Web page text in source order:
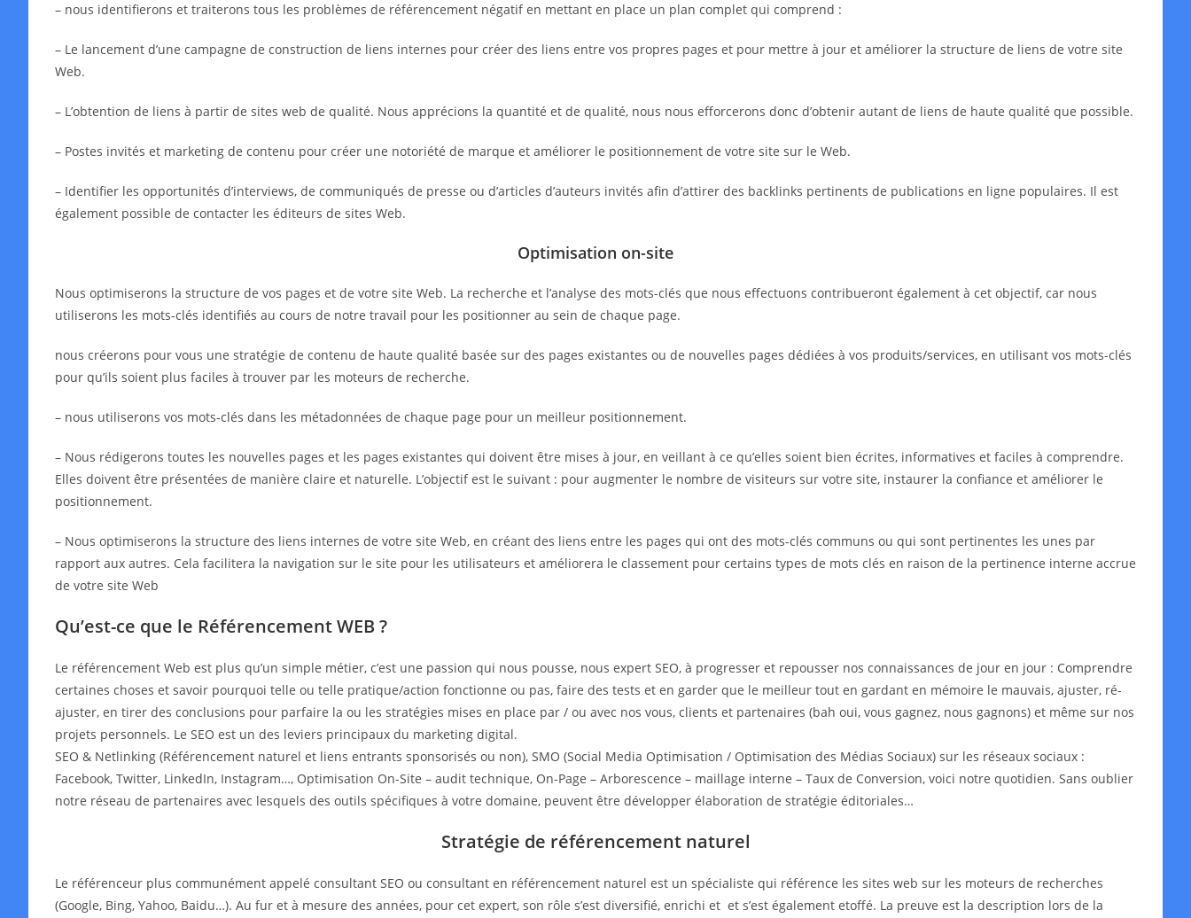
– nous identifierons et traiterons tous les problèmes de référencement négatif en mettant en place un plan complet qui comprend :
– Le lancement d’une campagne de construction de liens internes pour créer des liens entre vos propres pages et pour mettre à jour et améliorer la structure de liens de votre site
Web.
– L’obtention de liens à partir de sites web de qualité. Nous apprécions la quantité et de qualité, nous nous efforcerons donc d’obtenir autant de liens de haute qualité que possible.
– Postes invités et marketing de contenu pour créer une notoriété de marque et améliorer le positionnement de votre site sur le Web.
– Identifier les opportunités d’interviews, de communiqués de presse ou d’articles d’auteurs invités afin d’attirer des backlinks pertinents de publications en ligne populaires. Il est
également possible de contacter les éditeurs de sites Web.
Optimisation on-site
Nous optimiserons la structure de vos pages et de votre site Web. La recherche et l’analyse des mots-clés que nous effectuons contribueront également à cet objectif, car nous
utiliserons les mots-clés identifiés au cours de notre travail pour les positionner au sein de chaque page.
nous créerons pour vous une stratégie de contenu de haute qualité basée sur des pages existantes ou de nouvelles pages dédiées à vos produits/services, en utilisant vos mots-clés
pour qu’ils soient plus faciles à trouver par les moteurs de recherche.
– nous utiliserons vos mots-clés dans les métadonnées de chaque page pour un meilleur positionnement.
– Nous rédigerons toutes les nouvelles pages et les pages existantes qui doivent être mises à jour, en veillant à ce qu’elles soient bien écrites, informatives et faciles à comprendre.
Elles doivent être présentées de manière claire et naturelle. L’objectif est le suivant : pour augmenter le nombre de visiteurs sur votre site, instaurer la confiance et améliorer le
positionnement.
– Nous optimiserons la structure des liens internes de votre site Web, en créant des liens entre les pages qui ont des mots-clés communs ou qui sont pertinentes les unes par
rapport aux autres. Cela facilitera la navigation sur le site pour les utilisateurs et améliorera le classement pour certains types de mots clés en raison de la pertinence interne accrue
de votre site Web
Qu’est-ce que le Référencement WEB ?
Le référencement Web est plus qu’un simple métier, c’est une passion qui nous pousse, nous expert SEO, à progresser et repousser nos connaissances de jour en jour : Comprendre
certaines choses et savoir pourquoi telle ou telle pratique/action fonctionne ou pas, faire des tests et en garder que le meilleur tout en gardant en mémoire le mauvais, ajuster, ré-
ajuster, en tirer des conclusions pour parfaire la ou les stratégies mises en place par / ou avec nos vous, clients et partenaires (bah oui, vous gagnez, nous gagnons) et même sur nos
projets personnels. Le SEO est un des leviers principaux du marketing digital.
SEO & Netlinking (Référencement naturel et liens entrants sponsorisés ou non), SMO (Social Media Optimisation / Optimisation des Médias Sociaux) sur les réseaux sociaux :
Facebook, Twitter, LinkedIn, Instagram…, Optimisation On-Site – audit technique, On-Page – Arborescence – maillage interne – Taux de Conversion, voici notre quotidien. Sans oublier
notre réseau de partenaires avec lesquels des outils spécifiques à votre domaine, peuvent être développer élaboration de stratégie éditoriales…
Stratégie de référencement naturel
Le référenceur plus communément appelé consultant SEO ou consultant en référencement naturel est un spécialiste qui référence les sites web sur les moteurs de recherches
(Google, Bing, Yahoo, Baidu…). Au fur et à mesure des années, pour cet expert, son rôle s’est diversifié, enrichi et et s’est également etoffé. La preuve est la description lors de la